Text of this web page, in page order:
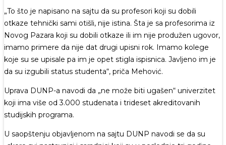
„To što je napisano na sajtu da su profesori koji su dobili
otkaze tehnički sami otišli, nije istina. Šta je sa profesorima iz
Novog Pazara koji su dobili otkaze ili im nije produžen ugovor,
imamo primere da nije dat drugi upisni rok. Imamo kolege
koje su se upisale pa im je opet stigla ispisnica. Javljeno im je
da su izgubili status studenta“, priča Mehović.
Uprava DUNP-a navodi da „ne može biti ugašen“ univerzitet
koji ima više od 3.000 studenata i trideset akreditovanih
studijskih programa.
U saopštenju objavljenom na sajtu DUNP navodi se da su